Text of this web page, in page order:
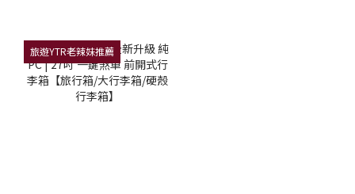
旅遊YTR老辣妹推薦